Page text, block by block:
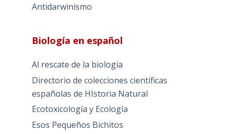
Antidarwinismo
Biología en español
Al rescate de la biología
Directorio de colecciones científicas
españolas de HIstoria Natural
Ecotoxicología y Ecología
Esos Pequeños Bichitos